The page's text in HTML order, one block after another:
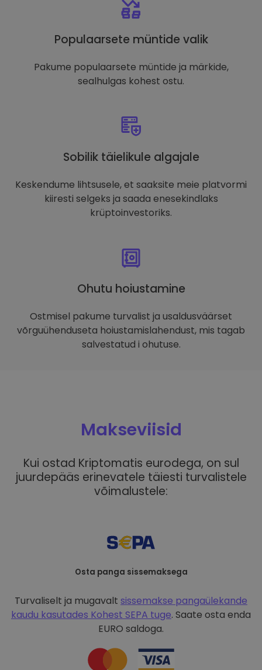
Populaarsete müntide valik
Pakume populaarsete müntide ja märkide,
sealhulgas kohest ostu.
Sobilik täielikule algajale
Keskendume lihtsusele, et saaksite meie platvormi
kiiresti selgeks ja saada enesekindlaks
krüptoinvestoriks.
Ohutu hoiustamine
Ostmisel pakume turvalist ja usaldusväärset
võrguühenduseta hoiustamislahendust, mis tagab
salvestatud i ohutuse.
Makseviisid
Kui ostad Kriptomatis eurodega, on sul
juurdepääs erinevatele täiesti turvalistele
võimalustele:
Osta panga sissemaksega
Turvaliselt ja mugavalt sissemakse pangaülekande
kaudu kasutades Kohest SEPA tuge. Saate osta enda
EURO saldoga.